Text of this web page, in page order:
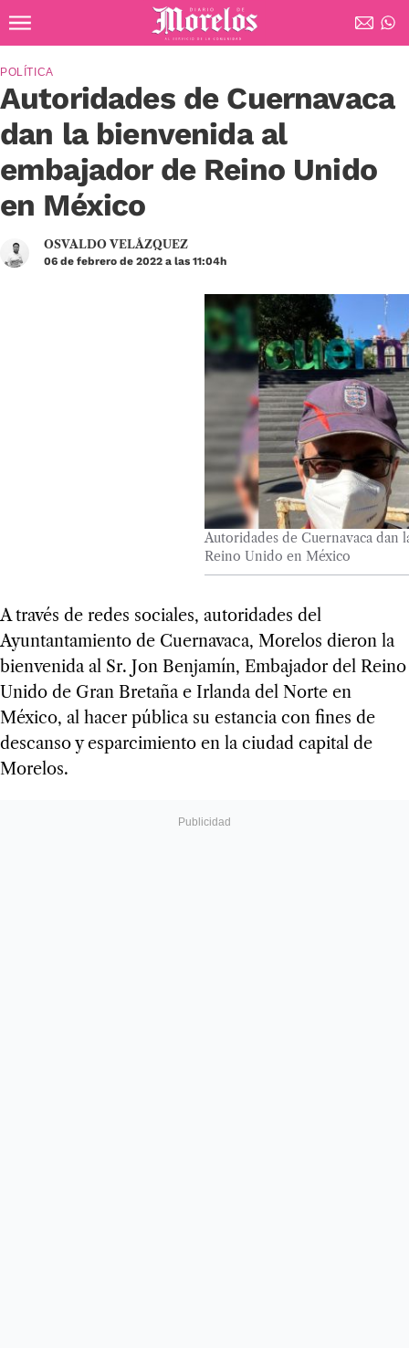
Diario de Morelos
Autoridades de Cuernavaca
dan la bienvenida al
embajador de Reino Unido
en México
POLÍTICA
OSVALDO VELÁZQUEZ
06 de febrero de 2022 a las 11:04h
Autoridades de Cuernavaca dan
Reino Unido en México
A través de redes sociales, autoridades del
Ayuntantamiento de Cuernavaca, Morelos dieron la
bienvenida al Sr. Jon Benjamín, Embajador del Reino
Unido de Gran Bretaña e Irlanda del Norte en
México, al hacer pública su estancia con fines de
descanso y esparcimiento en la ciudad capital de
Morelos.